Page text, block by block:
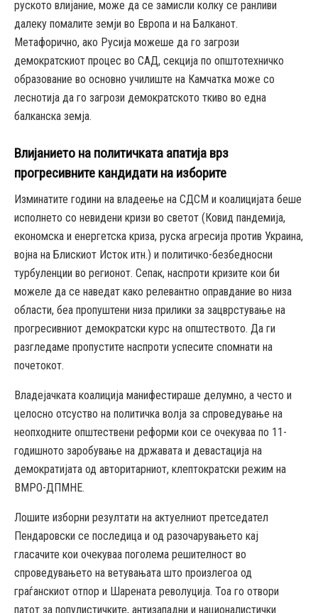
руското влијание, може да се замисли колку се ранливи
далеку помалите земји во Европа и на Балканот.
Метафорично, ако Русија можеше да го загрози
демократскиот процес во САД, секција по општотехничко
образование во основно училиште на Камчатка може со
леснотија да го загрози демократското ткиво во една
балканска земја.
Влијанието на политичката апатија врз
прогресивните кандидати на изборите
Изминатите години на владеење на СДСМ и коалицијата беше
исполнето со невидени кризи во светот (Ковид пандемија,
економска и енергетска криза, руска агресија против Украина,
војна на Блискиот Исток итн.) и политичко-безбедносни
турбуленции во регионот. Сепак, наспроти кризите кои би
можеле да се наведат како релевантно оправдание во низа
области, беа пропуштени низа прилики за зацврстување на
прогресивниот демократски курс на општеството. Да ги
разгледаме пропустите наспроти успесите спомнати на
почетокот.
Владејачката коалиција манифестираше делумно, а често и
целосно отсуство на политичка волја за спроведување на
неопходните општествени реформи кои се очекуваа по 11-
годишното заробување на државата и девастација на
демократијата од авторитарниот, клептократски режим на
ВМРО-ДПМНЕ.
Лошите изборни резултати на актуелниот претседател
Пендаровски се последица и од разочарувањето кај
гласачите кои очекуваа поголема решителност во
спроведувањето на ветувањата што произлегоа од
граѓанскиот отпор и Шарената револуција. Тоа го отвори
патот за популистичките, антизападни и националистички